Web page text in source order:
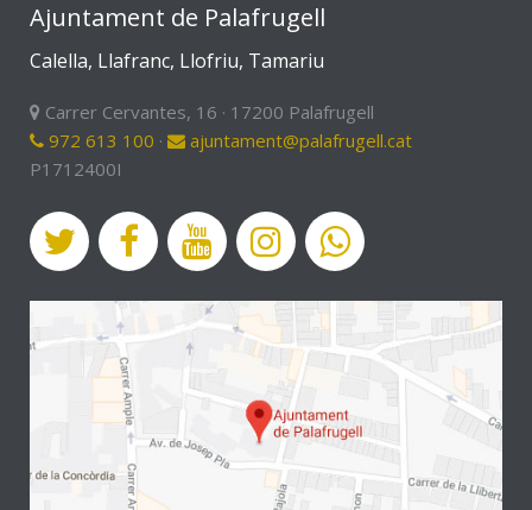
Ajuntament de Palafrugell
Calella, Llafranc, Llofriu, Tamariu
Carrer Cervantes, 16 · 17200 Palafrugell
972 613 100 ·
ajuntament@palafrugell.cat
P1712400I